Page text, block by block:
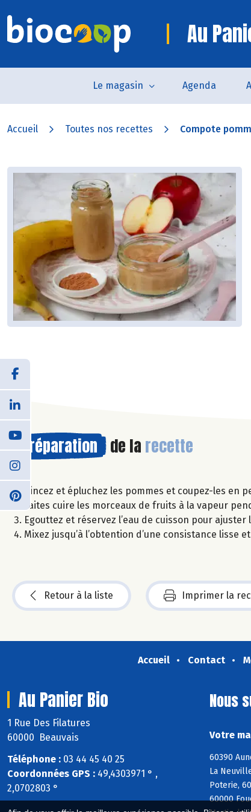
Au
Le magasin Agenda
Accueil Toutes nos recettes Compote
Préparation de la recette
Rincez et épluchez les pommes et coupez-les
Faites cuire les morceaux de fruits à la vapeur
Egouttez et réservez l’eau de cuisson pour
Mixez jusqu’à l’obtention d’une consistance lisse
Retour à la liste Imprimer la
Accueil Contact
Au Panier Bio
1 Rue Des Filatures
60000 Beauvais
Téléphone : 03 44 45 40 25
Coordonnées GPS : 49,4303971 ° ,
2,0702803 °
Nous
Votre
60390
La
Poterie,
60000